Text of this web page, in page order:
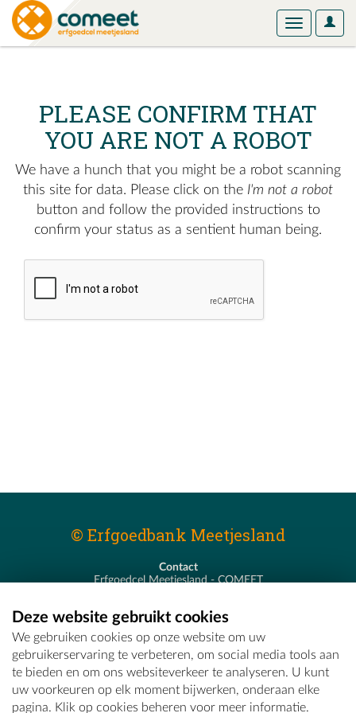
User
Toggle
PLEASE CONFIRM THAT
YOU ARE NOT A ROBOT
We have a hunch that you might be a robot scanning
this site for data. Please click on the I'm not a robot
button and follow the provided instructions to
confirm your status as a sentient human being.
© Erfgoedbank Meetjesland
Contact
Erfgoedcel Meetjesland - COMEET
T - 09 373 75 96
E -erfgoedcel@comeet.be
Deze website gebruikt cookies
We gebruiken cookies op onze website om uw
gebruikerservaring te verbeteren, om social media tools aan
te bieden en om ons websiteverkeer te analyseren. U kunt
uw voorkeuren op elk moment bijwerken, onderaan elke
pagina. Klik op cookies beheren voor meer informatie.